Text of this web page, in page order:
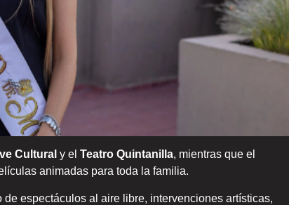
Cultural y el Teatro Quintanilla, mientras que el
animadas para toda la familia.
de espectáculos al aire libre, intervenciones artísticas,